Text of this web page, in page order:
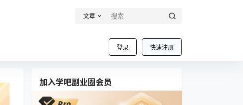
文章
登录 快速注册
加入学吧副业圈会员